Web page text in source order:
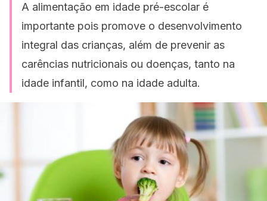
A alimentação em idade pré-escolar é
importante pois promove o desenvolvimento
integral das crianças, além de prevenir as
carências nutricionais ou doenças, tanto na
idade infantil, como na idade adulta.